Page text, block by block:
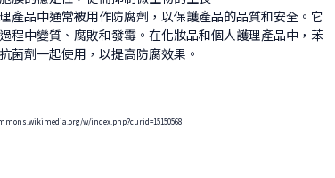
產品中通常被用作防腐劑，以保護產品的品質和安全。它
程中變質、腐敗和發霉。在化妝品和個人護理產品中，苯
菌劑一起使用，以提高防腐效果。
w/index.php?curid=15150568